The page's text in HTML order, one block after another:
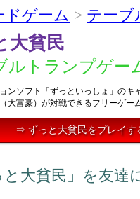
ドゲーム > テーブ
大貧民
ルトランプゲー
ンソフト「ずっといっしょ」のキ
大富豪）が対戦できるフリーゲー
⇒ ずっと大貧民をプレイす
大貧民」を友達